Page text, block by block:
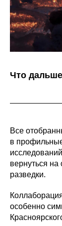
Что
Все
в
вернуться на
разведки.
особенно